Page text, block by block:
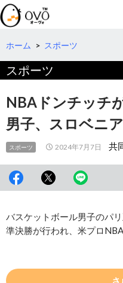
検
索
コ
テ
へ
移
動
ホーム > スポーツ
スポーツ
NBAドンチッチ
男子、スロベニ
スポーツ 2024年7月7日 共
バスケットボール男子のパ
準決勝が行われ、米プロ